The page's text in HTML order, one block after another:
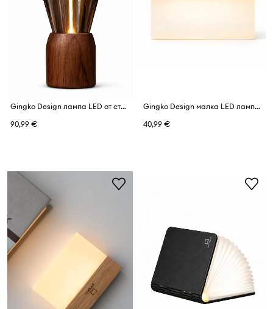
Gingko Design лампа LED от стъкло 6,8 x 6,8 x 12,7 cm
90,99 €
Gingko Design малка LED лампа от орехова дървесина 8 x 2,5 x 6,6 cm
40,99 €